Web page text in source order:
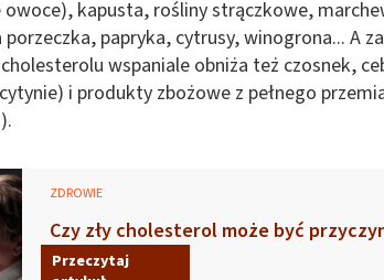
owoce), kapusta, rośliny strączkowe,
papryka, cytrusy, winogrona... A
wspaniale obniża też czosnek,
i produkty zbożowe z pełnego
ZDROWIE
Czy zły cholesterol może być
Przeczytaj